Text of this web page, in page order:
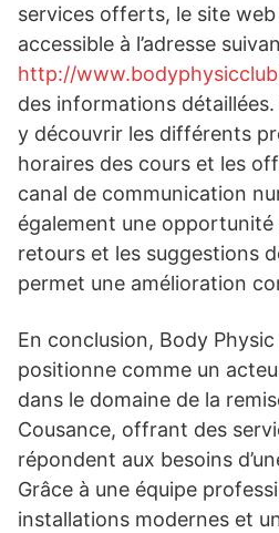
services offerts, le site web
accessible à l’adresse
http://
des informations
y découvrir les différents
horaires des cours et les
canal de communication
également une opportunité
retours et les suggestions
permet une amélioration
En conclusion, Body
positionne comme un
dans le domaine de la
Cousance, offrant des
répondent aux besoins
Grâce à une équipe
installations modernes et